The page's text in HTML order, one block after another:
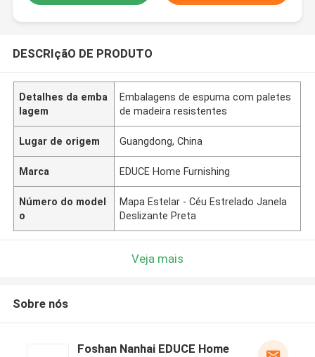
DESCRIçãO DE PRODUTO
Detalhes da emba
lagem
Embalagens de espuma com paletes
de madeira resistentes
Lugar de origem Guangdong, China
Marca EDUCE Home Furnishing
Número do model
o
Mapa Estelar - Céu Estrelado Janela
Deslizante Preta
Veja mais
Sobre nós
Foshan Nanhai EDUCE Home